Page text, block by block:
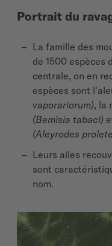
Portrait du
La famille des
de 1500 espèces
centrale, on en
espèces sont
vaporariorum), la
(Bemisia tabaci)
(Aleyrodes
Leurs ailes
sont
nom.